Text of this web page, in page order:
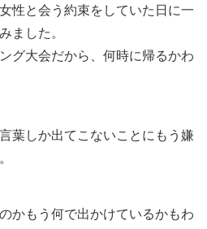
性と会う約束をしていた日に一
ました。
グ大会だから、何時に帰るかわ
葉しか出てこないことにもう嫌
かもう何で出かけているかもわ